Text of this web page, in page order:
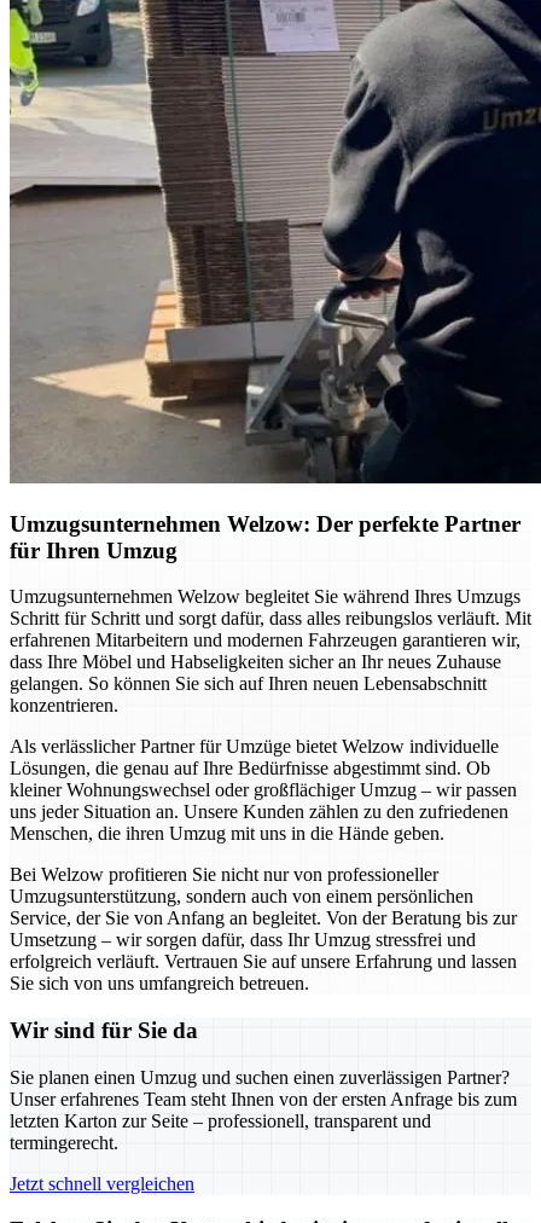
Umzugsunternehmen Welzow: Der perfekte Partner
für Ihren Umzug
Umzugsunternehmen Welzow begleitet Sie während Ihres Umzugs
Schritt für Schritt und sorgt dafür, dass alles reibungslos verläuft. Mit
erfahrenen Mitarbeitern und modernen Fahrzeugen garantieren wir,
dass Ihre Möbel und Habseligkeiten sicher an Ihr neues Zuhause
gelangen. So können Sie sich auf Ihren neuen Lebensabschnitt
konzentrieren.
Als verlässlicher Partner für Umzüge bietet Welzow individuelle
Lösungen, die genau auf Ihre Bedürfnisse abgestimmt sind. Ob
kleiner Wohnungswechsel oder großflächiger Umzug – wir passen
uns jeder Situation an. Unsere Kunden zählen zu den zufriedenen
Menschen, die ihren Umzug mit uns in die Hände geben.
Bei Welzow profitieren Sie nicht nur von professioneller
Umzugsunterstützung, sondern auch von einem persönlichen
Service, der Sie von Anfang an begleitet. Von der Beratung bis zur
Umsetzung – wir sorgen dafür, dass Ihr Umzug stressfrei und
erfolgreich verläuft. Vertrauen Sie auf unsere Erfahrung und lassen
Sie sich von uns umfangreich betreuen.
Wir sind für Sie da
Sie planen einen Umzug und suchen einen zuverlässigen Partner?
Unser erfahrenes Team steht Ihnen von der ersten Anfrage bis zum
letzten Karton zur Seite – professionell, transparent und
termingerecht.
Jetzt schnell vergleichen